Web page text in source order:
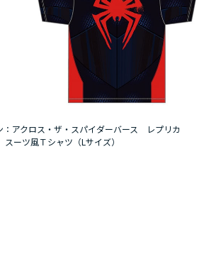
：アクロス・ザ・スパイダーバース レプリカ
スーツ風Ｔシャツ（Lサイズ）